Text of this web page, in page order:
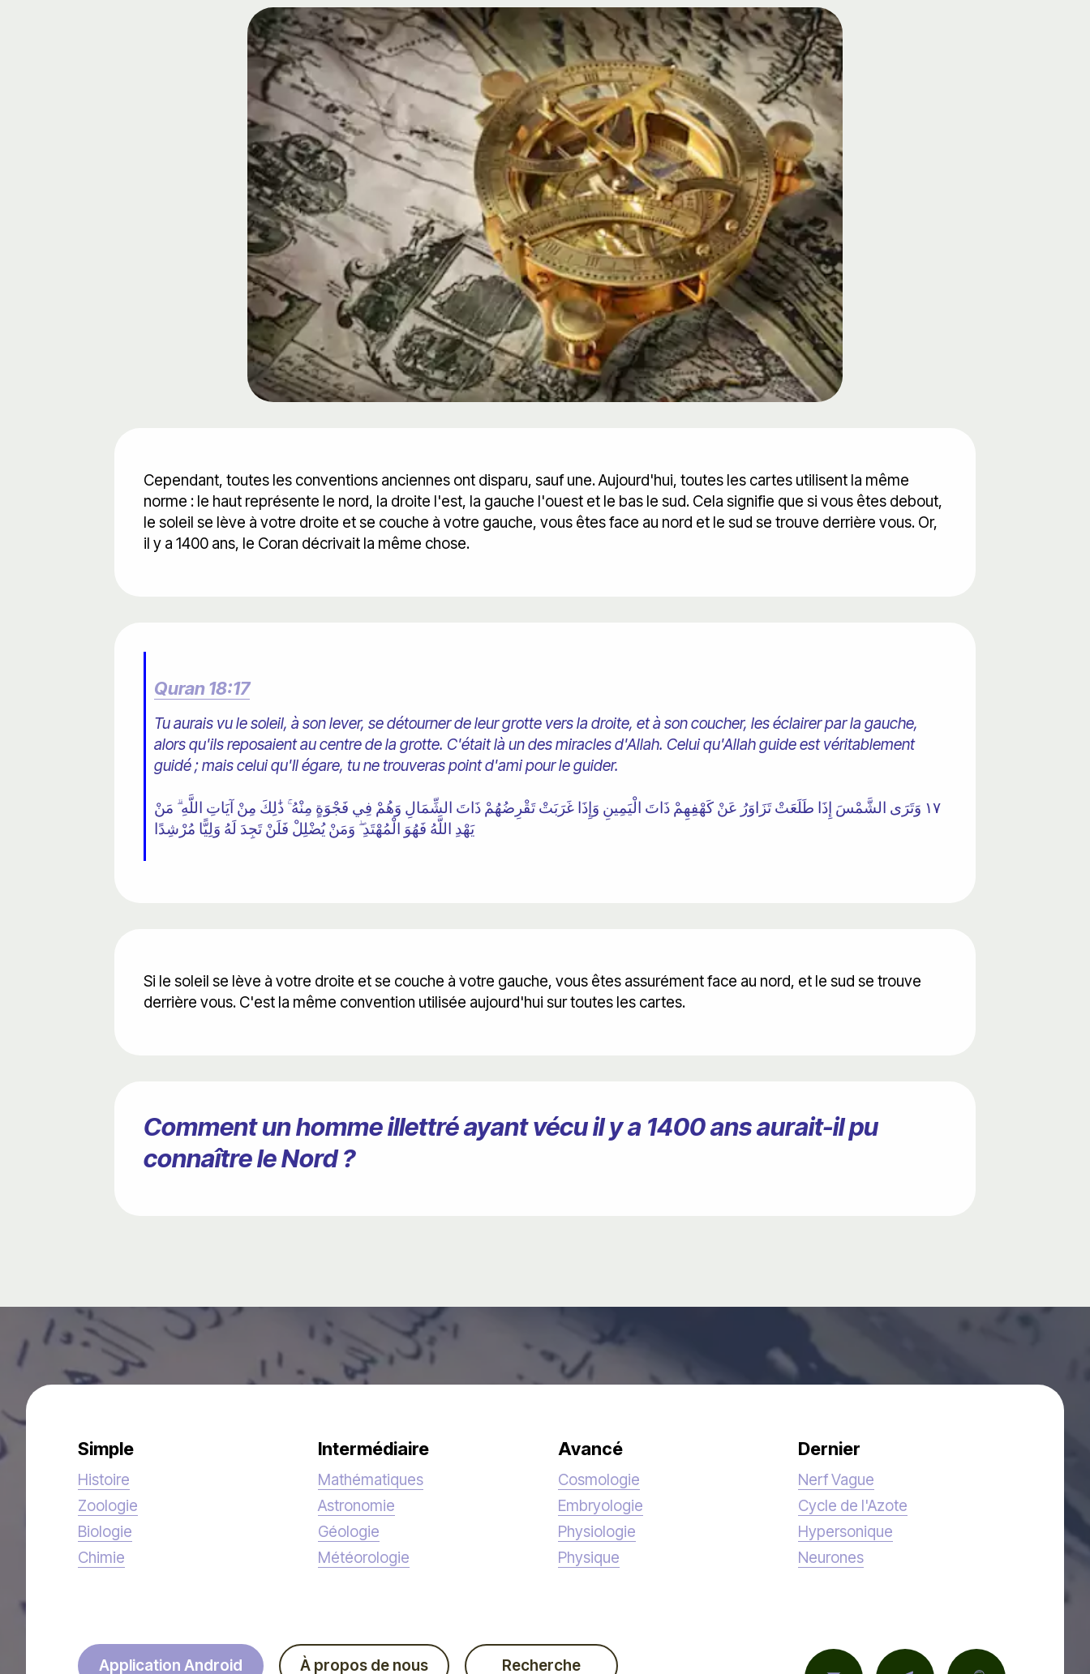
Cependant, toutes les conventions anciennes ont disparu, sauf une. Aujourd'hui, toutes les cartes utilisent la même
norme : le haut représente le nord, la droite l'est, la gauche l'ouest et le bas le sud. Cela signifie que si vous êtes debout,
le soleil se lève à votre droite et se couche à votre gauche, vous êtes face au nord et le sud se trouve derrière vous. Or,
il y a 1400 ans, le Coran décrivait la même chose.
Quran 18:17
Tu aurais vu le soleil, à son lever, se détourner de leur grotte vers la droite, et à son coucher, les éclairer par la gauche,
alors qu'ils reposaient au centre de la grotte. C'était là un des miracles d'Allah. Celui qu'Allah guide est véritablement
guidé ; mais celui qu'Il égare, tu ne trouveras point d'ami pour le guider.
١٧ وَتَرَى الشَّمْسَ إِذَا طَلَعَتْ تَزَاوَرُ عَنْ كَهْفِهِمْ ذَاتَ الْيَمِينِ وَإِذَا غَرَبَتْ تَقْرِضُهُمْ ذَاتَ الشِّمَالِ وَهُمْ فِي فَجْوَةٍ مِنْهُ ۚ ذَٰلِكَ مِنْ آيَاتِ اللَّهِ ۗ مَنْ
يَهْدِ اللَّهُ فَهُوَ الْمُهْتَدِ ۖ وَمَنْ يُضْلِلْ فَلَنْ تَجِدَ لَهُ وَلِيًّا مُرْشِدًا
Si le soleil se lève à votre droite et se couche à votre gauche, vous êtes assurément face au nord, et le sud se trouve
derrière vous. C'est la même convention utilisée aujourd'hui sur toutes les cartes.
Comment un homme illettré ayant vécu il y a 1400 ans aurait-il pu
connaître le Nord ?
Simple
Histoire
Zoologie
Biologie
Chimie
Intermédiaire
Mathématiques
Astronomie
Géologie
Météorologie
Avancé
Cosmologie
Embryologie
Physiologie
Physique
Dernier
Nerf Vague
Cycle de l'Azote
Hypersonique
Neurones
Application Android À propos de nous Recherche